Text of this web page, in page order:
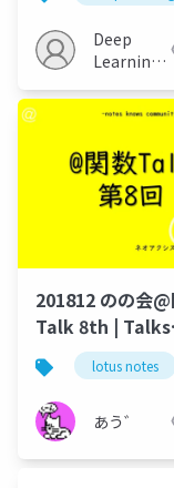
Prediction
Deep
Learning
201812 のの会
Talk 8th | Talks
around
in Notes and
lotus notes
あう゛